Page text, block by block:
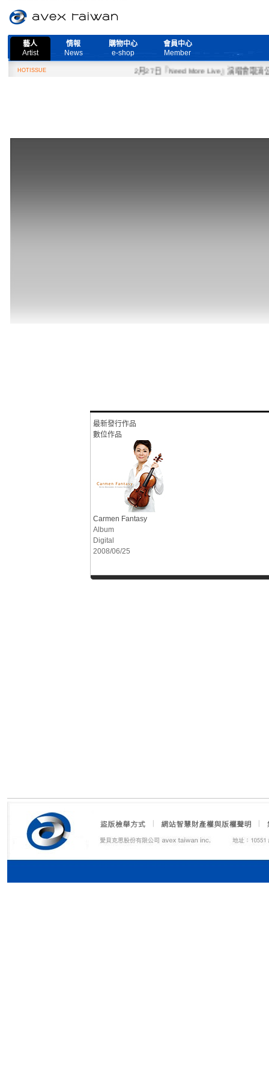
藝人
Artist
情報
News
購物中心
e-shop
會員中心
Member
HOTISSUE 2月27日『Need More Live』演唱會取消公
最新發行作品
數位作品
Carmen Fantasy
Album
Digital
2008/06/25